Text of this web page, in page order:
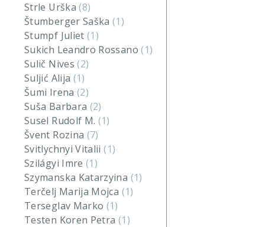
Strle Urška(8)
Štumberger Saška(1)
Stumpf Juliet(1)
Sukich Leandro Rossano(1)
Sulič Nives(2)
Suljić Alija (1)
Šumi Irena (2)
Suša Barbara (2)
Susel Rudolf M. (1)
Švent Rozina (7)
Svitlychnyi Vitalii(1)
Szilágyi Imre(1)
Szymanska Katarzyina (1)
Terčelj Marija Mojca (1)
Terseglav Marko (1)
Testen Koren Petra (1)